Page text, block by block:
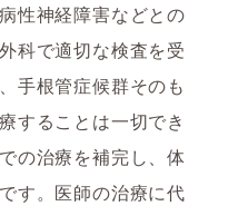
性神経障害などとの
科で適切な検査を受
手根管症候群そのも
することは一切でき
の治療を補完し、体
す。医師の治療に代